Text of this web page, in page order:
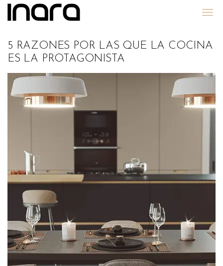
Grupo Inara
5 RAZONES POR LAS QUE LA COCINA
ES LA PROTAGONISTA